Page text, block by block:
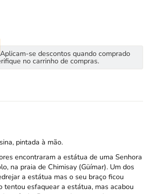
Aplicam-se descontos quando comprado
no carrinho de compras.
pintada à mão.
encontraram a estátua de uma Senhora
na praia de Chimisay (Güímar). Um dos
a estátua mas o seu braço ficou
tentou esfaquear a estátua, mas acabou